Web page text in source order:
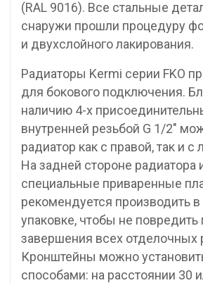
(RAL 9016). Все стальные
снаружи прошли процедуру
и двухслойного лакирования.
Радиаторы Kermi серии FKO
для бокового подключения.
наличию 4-х
внутренней резьбой G 1/2″
радиатор как с правой, так и с
На задней стороне радиатора
специальные приваренные
рекомендуется производить
упаковке, чтобы не
завершения всех отделочных
Кронштейны можно
способами: на расстоянии 30